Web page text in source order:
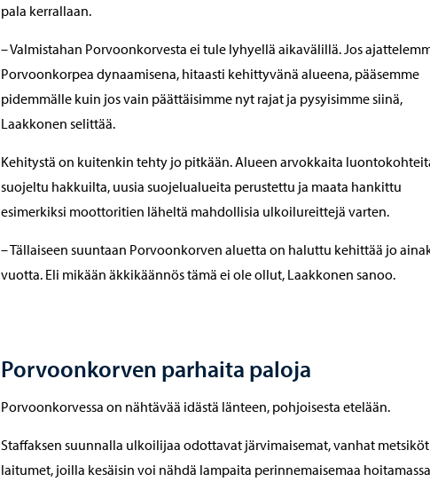
pala kerrallaan.
– Valmistahan Porvoonkorvesta ei tule lyhyellä aikavälillä. Jos
Porvoonkorpea dynaamisena, hitaasti kehittyvänä alueena, pääsemme
pidemmälle kuin jos vain päättäisimme nyt rajat ja pysyisimme siinä,
Laakkonen selittää.
Kehitystä on kuitenkin tehty jo pitkään. Alueen arvokkaita
suojeltu hakkuilta, uusia suojelualueita perustettu ja maata hankittu
esimerkiksi moottoritien läheltä mahdollisia ulkoilureittejä varten.
– Tällaiseen suuntaan Porvoonkorven aluetta on haluttu kehittää jo
vuotta. Eli mikään äkkikäännös tämä ei ole ollut, Laakkonen sanoo.
Porvoonkorven parhaita paloja
Porvoonkorvessa on nähtävää idästä länteen, pohjoisesta etelään.
Staffaksen suunnalla ulkoilijaa odottavat järvimaisemat, vanhat
laitumet, joilla kesäisin voi nähdä lampaita perinnemaisemaa